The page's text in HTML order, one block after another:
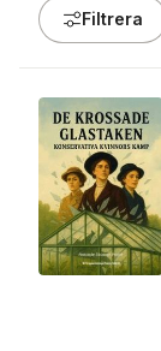
Filtrera